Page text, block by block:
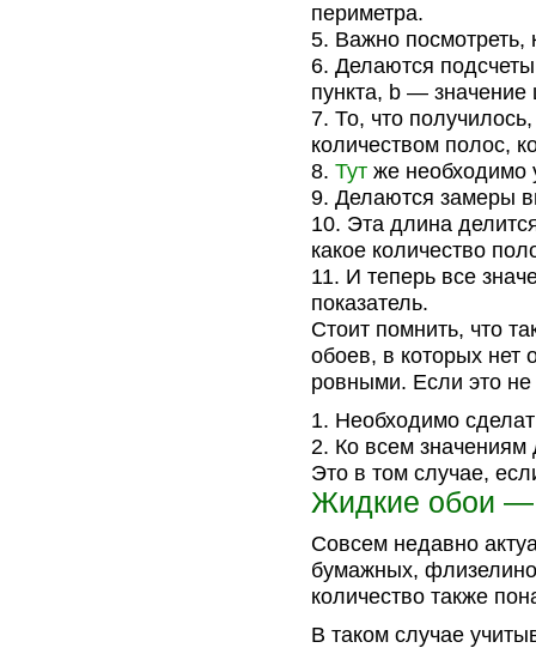
периметра.
Важно посмотреть,
Делаются
пункта, b —
То, что
количеством полос,
Тут же необходимо
Делаются замеры
Эта длина
какое количество
И теперь все
показатель.
Стоит помнить, что
обоев, в которых нет
ровными. Если это
Необходимо
Ко всем
Это в том случае,
Жидкие обои —
Совсем недавно
бумажных,
количество также
В таком случае